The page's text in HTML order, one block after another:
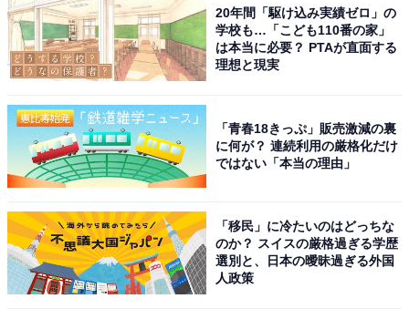
20年間「駆け込み実績ゼロ」の
学校も…「こども110番の家」
は本当に必要？ PTAが直面する
理想と現実
「青春18きっぷ」販売激減の裏
に何が？ 連続利用の厳格化だけ
ではない「本当の理由」
「移民」に冷たいのはどっちな
のか？ スイスの厳格過ぎる学歴
選別と、日本の曖昧過ぎる外国
人政策